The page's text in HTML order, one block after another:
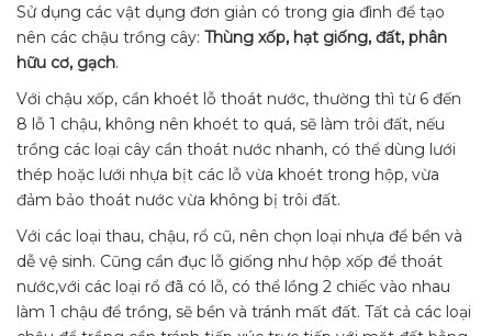
Sử dụng các vật dụng đơn giản có trong gia đình để tạo
nên các chậu trồng cây: Thùng xốp, hạt giống, đất, phân
hữu cơ, gạch.
Với chậu xốp, cần khoét lỗ thoát nước, thường thì từ 6 đến
8 lỗ 1 chậu, không nên khoét to quá, sẽ làm trôi đất, nếu
trồng các loại cây cần thoát nước nhanh, có thể dùng lưới
thép hoặc lưới nhựa bịt các lỗ vừa khoét trong hộp, vừa
đảm bảo thoát nước vừa không bị trôi đất.
Với các loại thau, chậu, rổ cũ, nên chọn loại nhựa để bền và
dễ vệ sinh. Cũng cần đục lỗ giống như hộp xốp để thoát
nước,với các loại rổ đã có lỗ, có thể lồng 2 chiếc vào nhau
làm 1 chậu để trồng, sẽ bền và tránh mất đất. Tất cả các loại